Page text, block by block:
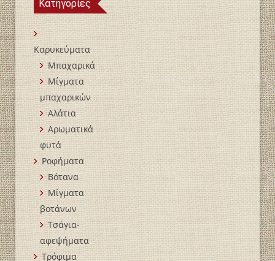
Κατηγορίες
Καρυκεύματα
Μπαχαρικά
Mίγματα
μπαχαρικών
Αλάτια
Αρωματικά
φυτά
Ροφήματα
Βότανα
Μίγματα
βοτάνων
Τσάγια-
αφεψήματα
Τρόφιμα